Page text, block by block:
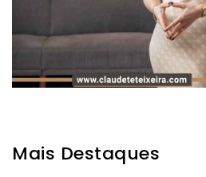
Mais Destaques